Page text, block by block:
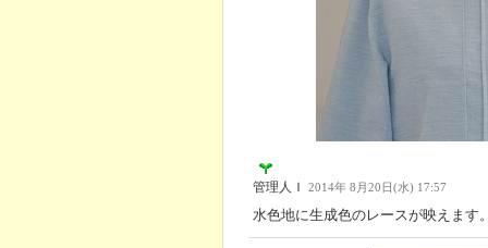
管理人Ｉ 2014年 8月20日(水) 17:57
水色地に生成色のレースが映えます